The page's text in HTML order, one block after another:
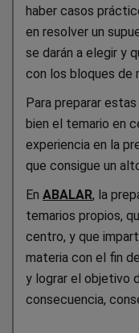
haber casos
en resolver un
se darán a elegir y
con los bloques de
Para preparar
bien el temario en
experiencia en la
que consigue un
En ABALAR, la
temarios propios,
centro, y que
materia con el fin
y lograr el objetivo
consecuencia,